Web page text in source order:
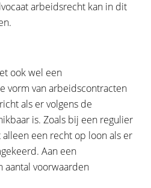
arbeidsrecht kan in dit
ook wel een
vorm van arbeidscontracten
als er volgens de
is. Zoals bij een regulier
een recht op loon als er
Aan een
aantal voorwaarden